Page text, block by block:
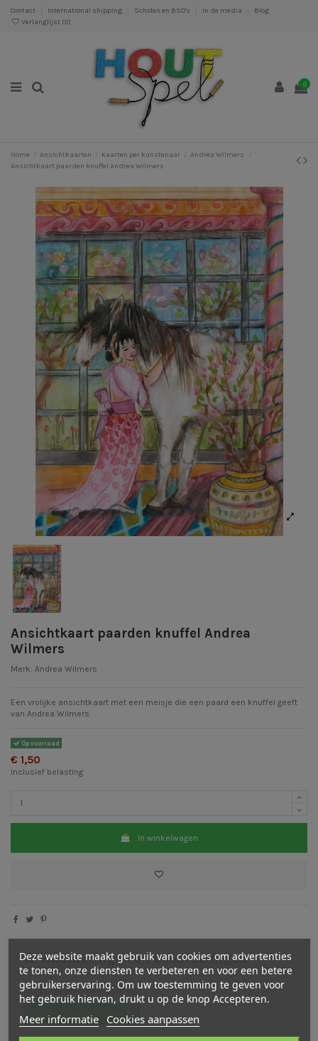
Contact International shipping Scholen en BSO's In de media
Blog
Verlanglijst (0)
0
Home Ansichtkaarten Kaarten per kunstenaar
Andrea Wilmers
Ansichtkaart paarden knuffel Andrea Wilmers
Ansichtkaart paarden knuffel Andrea
Wilmers
Merk: Andrea Wilmers
Een vrolijke ansichtkaart met een meisje die een paard een knuffel geeft
van Andrea Wilmers
Op voorraad
€ 1,50
Inclusief belasting
In winkelwagen
Waarderingen en beoordelingen
Er zijn nog geen beoordelingen
Schrijf een beoordeling
Deze website maakt gebruik van cookies om advertenties
te tonen, onze diensten te verbeteren en voor een betere
gebruikerservaring. Om uw toestemming te geven voor
het gebruik hiervan, drukt u op de knop Accepteren.
Meer informatie Cookies aanpassen